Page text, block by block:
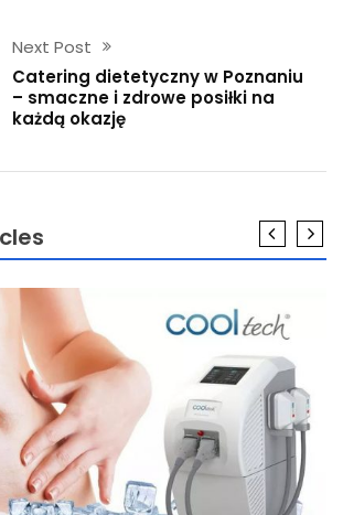
Next Post
Catering dietetyczny w Poznaniu
– smaczne i zdrowe posiłki na
każdą okazję